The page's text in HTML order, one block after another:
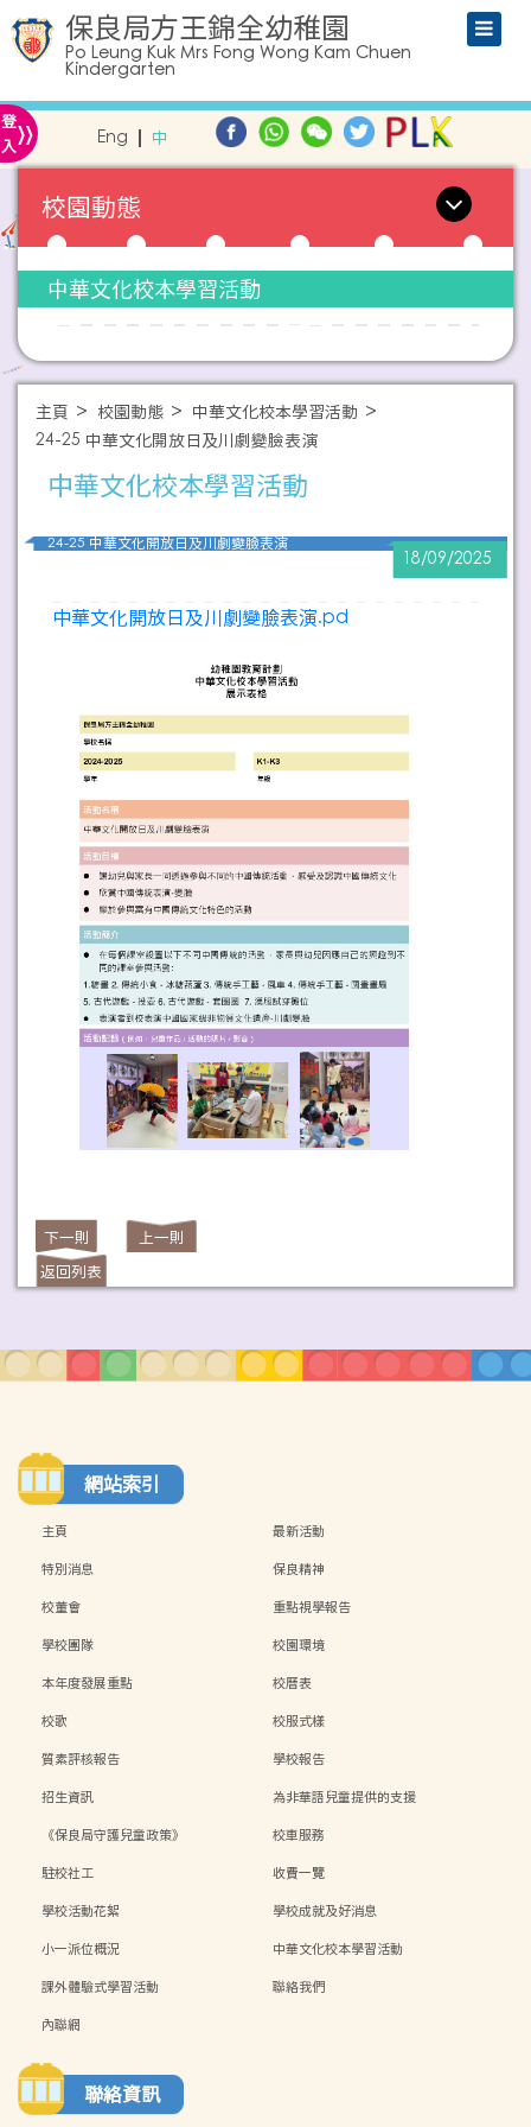
保良局方王錦全幼稚園
Po Leung Kuk Mrs Fong Wong Kam Chuen
Kindergarten
登
入» Eng 中
校園動態
中華文化校本學習活動
主頁 校園動態
中華文化校本學習活動
24-25 中華文化開放日及川劇變臉表演
中華文化校本學習活動
24-25 中華文化開放日及川劇變臉表演
18/09/2025
中華文化開放日及川劇變臉表演.pd
下一則
上一則
返回列表
網站索引
主頁
最新活動
特別消息
保良精神
校董會
重點視學報告
學校團隊
校園環境
本年度發展重點
校曆表
校歌
校服式樣
質素評核報告
學校報告
招生資訊
為非華語兒童提供的支援
《保良局守護兒童政策》
校車服務
駐校社工
收費一覽
學校活動花絮
學校成就及好消息
小一派位概況
中華文化校本學習活動
課外體驗式學習活動
聯絡我們
內聯網
聯絡資訊